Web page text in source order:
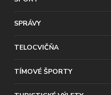
SPRÁVY
TELOCVIČŇA
TÍMOVÉ ŠPORTY